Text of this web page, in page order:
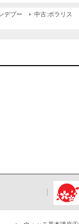
デブー 中古:ポラリス